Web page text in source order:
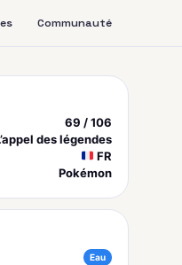
Communauté
69 / 106
des légendes
FR
Pokémon
Eau